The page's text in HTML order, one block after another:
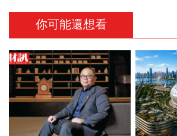
你可能還想看